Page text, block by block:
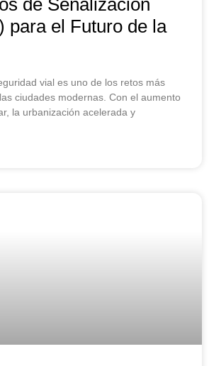
para el Futuro de la
vial es uno de los retos más
ciudades modernas. Con el aumento
la urbanización acelerada y